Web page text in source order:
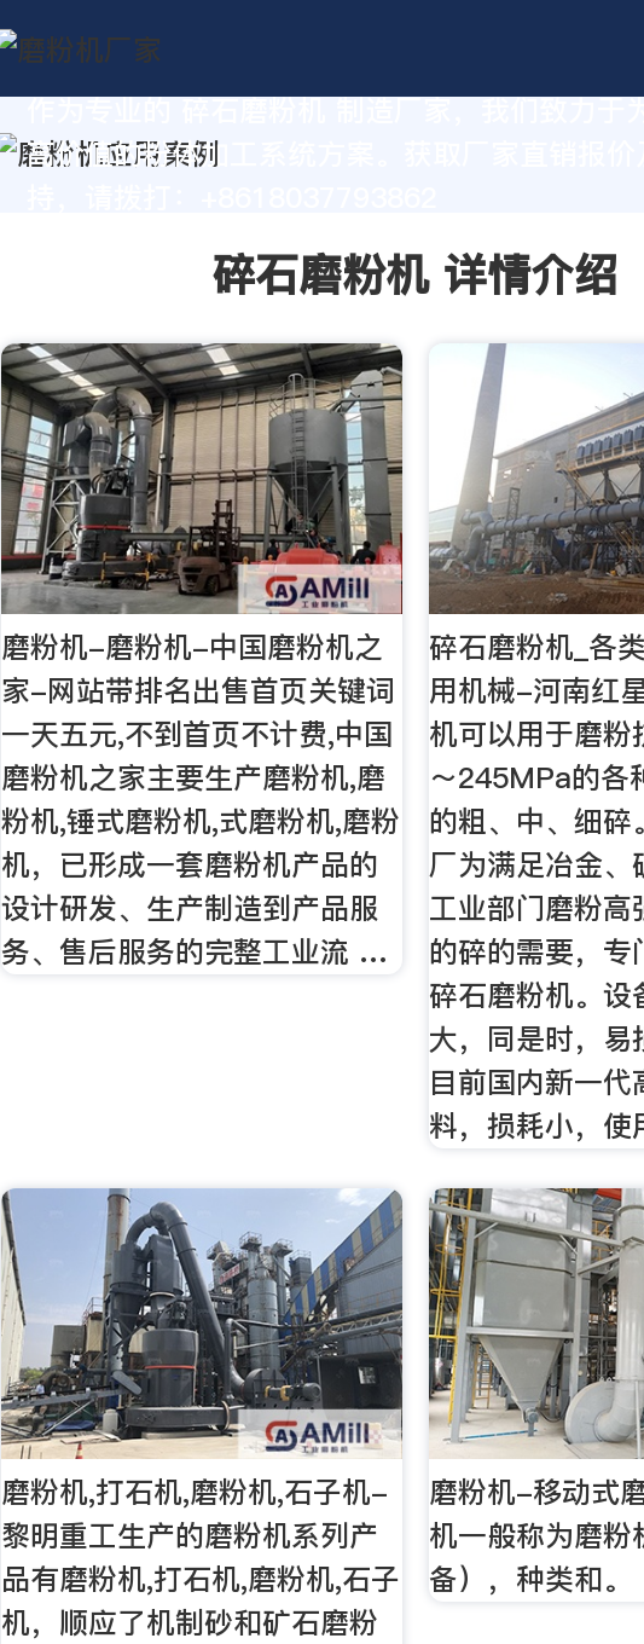
高价值的粉体加工系统方案。获取厂家直销报价
碎石磨粉机 详情介绍
磨粉机-磨粉机-中国磨粉机之
家-网站带排名出售首页关键词
一天五元,不到首页不计费,中国
磨粉机之家主要生产磨粉机,磨
粉机,锤式磨粉机,式磨粉机,磨粉
机，已形成一套磨粉机产品的
设计研发、生产制造到产品服
务、售后服务的完整工业流 …
碎石磨粉机_各
用机械-河南红
机可以用于磨
～245MPa的各
的粗、中、细碎
厂为满足冶金、
工业部门磨粉高
的碎的需要，专
碎石磨粉机。设
大，同是时，易
目前国内新一代
料，损耗小，
磨粉机,打石机,磨粉机,石子机-
黎明重工生产的磨粉机系列产
品有磨粉机,打石机,磨粉机,石子
机，顺应了机制砂和矿石磨粉
磨粉机-移动式
机一般称为磨粉
备），种类和。